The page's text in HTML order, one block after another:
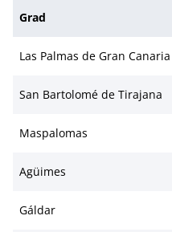
Grad
Las Palmas de Gran Canaria
San Bartolomé de Tirajana
Maspalomas
Agüimes
Gáldar